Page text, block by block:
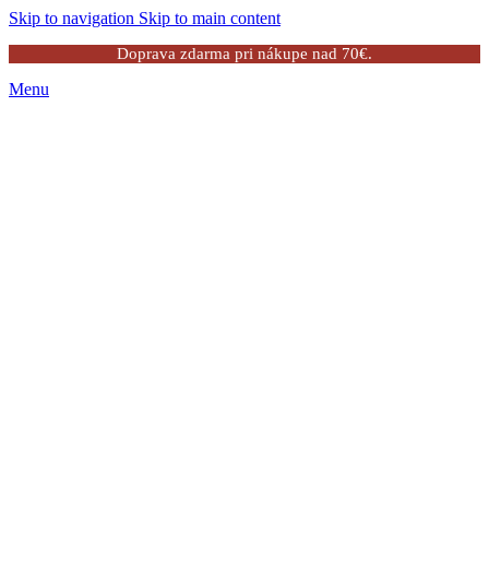
Skip to navigation Skip to main content
Doprava zdarma pri nákupe nad 70€.
Menu